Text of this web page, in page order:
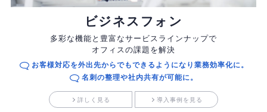
ビジネスフォン
多彩な機能と豊富なサービスラインナップで
オフィスの課題を解決
お客様対応を外出先からでもできるようになり業務効率化に。
名刺の整理や社内共有が可能に。
詳しく見る 導入事例を見る